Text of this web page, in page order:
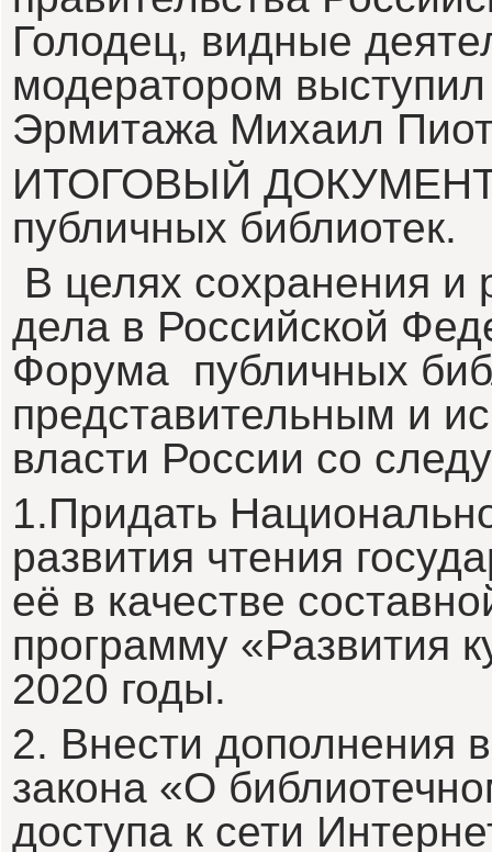
Голодец, видные
модератором
Эрмитажа Михаил
ИТОГОВЫЙ ДОКУМЕНТ
публичных библиотек.
В целях сохранения и
дела в Российской
Форума публичных
представительным и
власти России со
1.Придать
развития чтения
её в качестве
программу «Развития
2020 годы.
2. Внести дополнения
закона «О
доступа к сети